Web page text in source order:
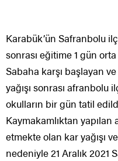
Karabük’ün Safranbolu
sonrası eğitime 1 gün
Sabaha karşı başlayan
yağışı sonrası afranbolu
okulların bir gün tatil
Kaymakamlıktan
etmekte olan kar yağışı
nedeniyle 21 Aralık